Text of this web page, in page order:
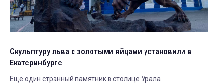
Скульптуру льва с золотыми яйцами установили в
Екатеринбурге
Еще один странный памятник в столице Урала